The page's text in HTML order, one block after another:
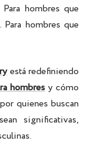
hombres que
hombres que
está redefiniendo
hombres y cómo
quienes buscan
significativas,